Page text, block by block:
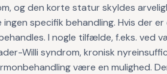
og den korte statur skyldes
specifik behandling. Hvis der er
I nogle tilfælde, f.eks. ved
Willi syndrom, kronisk
være en mulighed.